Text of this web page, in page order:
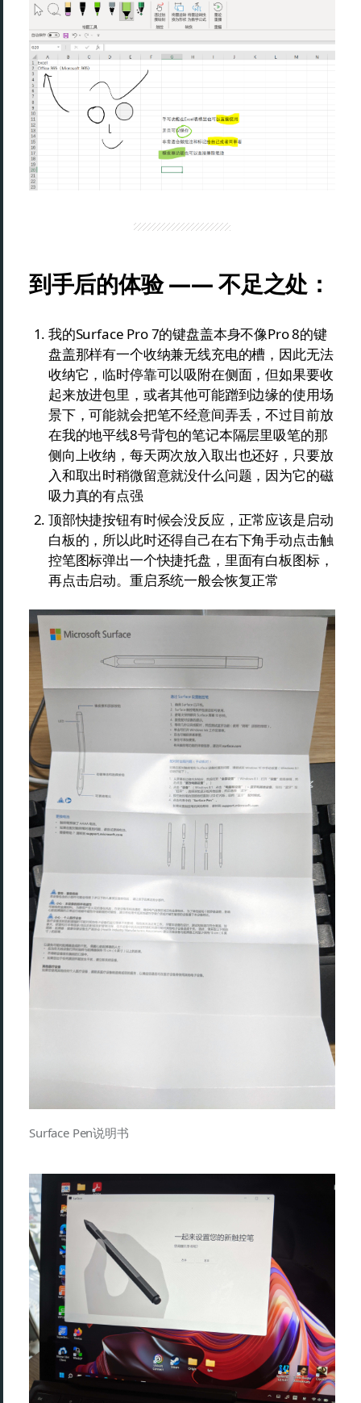
到手后的体验 —— 不足之处：
我的Surface Pro 7的键盘盖本身不像Pro 8的键
盘盖那样有一个收纳兼无线充电的槽，因此无法
收纳它，临时停靠可以吸附在侧面，但如果要收
起来放进包里，或者其他可能蹭到边缘的使用场
景下，可能就会把笔不经意间弄丢，不过目前放
在我的地平线8号背包的笔记本隔层里吸笔的那
侧向上收纳，每天两次放入取出也还好，只要放
入和取出时稍微留意就没什么问题，因为它的磁
吸力真的有点强
顶部快捷按钮有时候会没反应，正常应该是启动
白板的，所以此时还得自己在右下角手动点击触
控笔图标弹出一个快捷托盘，里面有白板图标，
再点击启动。重启系统一般会恢复正常
Surface Pen说明书